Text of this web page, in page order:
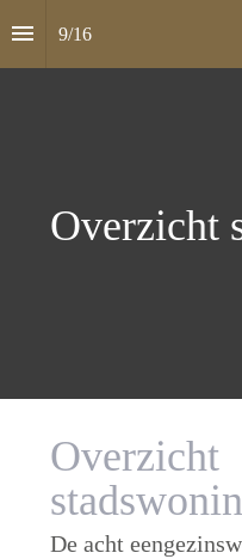
9/16
Overzicht
Overzicht
De acht